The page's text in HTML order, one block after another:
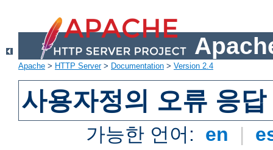
Apache > HTTP Server> Documentation > Version 2.4
사용자정의 오류 응답
가능한 언어: en |